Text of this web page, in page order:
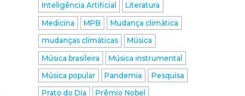
Inteligência Artificial
Literatura
Medicina
MPB
Mudança climática
mudanças climáticas
Música
Música brasileira
Música instrumental
Música popular
Pandemia
Pesquisa
Prato do Dia
Prêmio Nobel